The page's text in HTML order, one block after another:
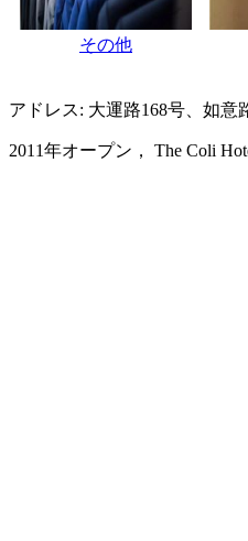
その他
アドレス: 大運路168号、如意
2011年オープン， The Coli